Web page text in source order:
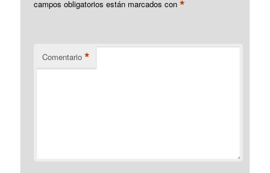
campos obligatorios están marcados con*
Comentario *